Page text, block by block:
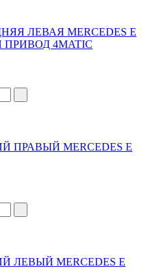
ЛЕВАЯ MERCEDES E
ПРИВОД 4MATIC
MERCEDES E
MERCEDES E